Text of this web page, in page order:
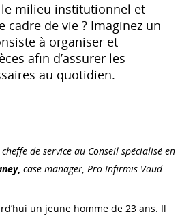
milieu institutionnel et
cadre de vie ? Imaginez un
à organiser et
afin d’assurer les
au quotidien.
cheffe de service au Conseil spécialisé en
, case manager, Pro Infirmis Vaud
un jeune homme de 23 ans. Il